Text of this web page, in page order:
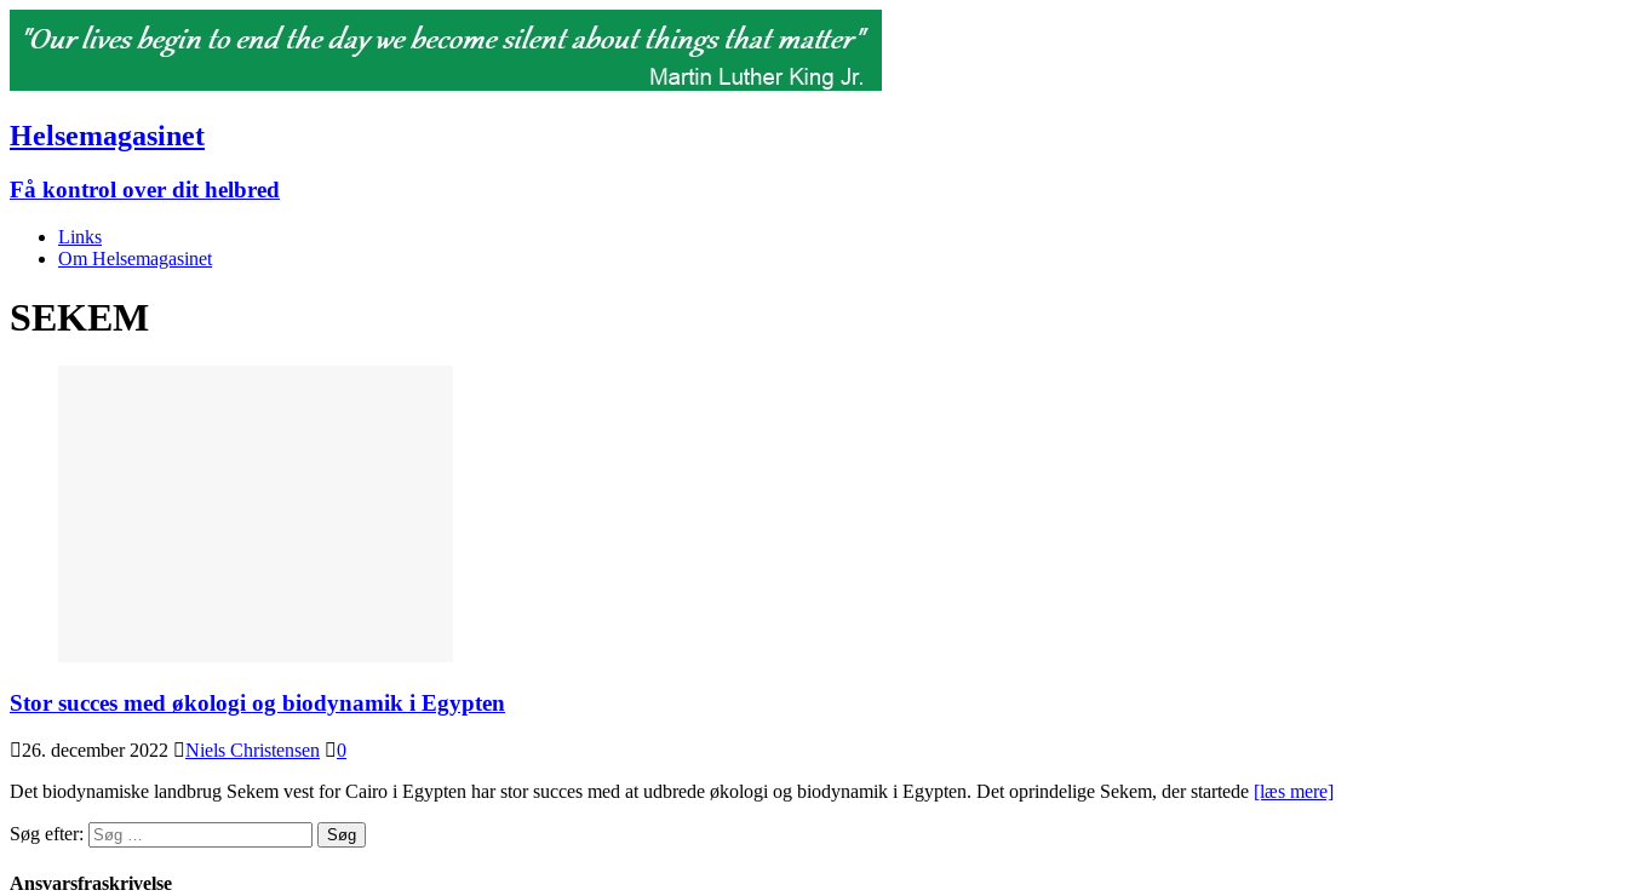
Helsemagasinet
Få kontrol over dit helbred
Links
Om Helsemagasinet
SEKEM
Stor succes med økologi og biodynamik i Egypten
26. december 2022 Niels Christensen
0
Det biodynamiske landbrug Sekem vest for Cairo i Egypten har stor succes med at udbrede økologi og biodynamik i Egypten. Det oprindelige Sekem, der startede [læs mere]
Søg efter:
Ansvarsfraskrivelse